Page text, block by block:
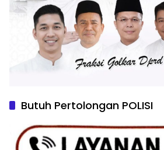
Butuh Pertolongan POLISI